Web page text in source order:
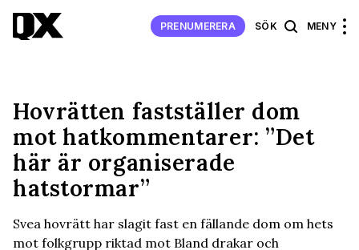
PRENUMERERA SÖK MENY
Hovrätten fastställer dom
mot hatkommentarer: ”Det
här är organiserade
hatstormar”
Svea hovrätt har slagit fast en fällande dom om hets
mot folkgrupp riktad mot Bland drakar och